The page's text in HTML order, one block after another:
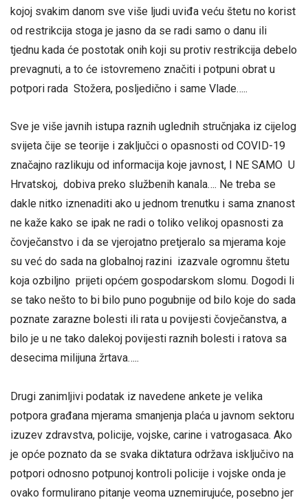
kojoj svakim danom sve više ljudi uviđa veću štetu no korist
od restrikcija stoga je jasno da se radi samo o danu ili
tjednu kada će postotak onih koji su protiv restrikcija debelo
prevagnuti, a to će istovremeno značiti i potpuni obrat u
potpori rada Stožera, posljedično i same Vlade…..
Sve je više javnih istupa raznih uglednih stručnjaka iz cijelog
svijeta čije se teorije i zaključci o opasnosti od COVID-19
značajno razlikuju od informacija koje javnost, I NE SAMO U
Hrvatskoj, dobiva preko službenih kanala…. Ne treba se
dakle nitko iznenaditi ako u jednom trenutku i sama znanost
ne kaže kako se ipak ne radi o toliko velikoj opasnosti za
čovječanstvo i da se vjerojatno pretjeralo sa mjerama koje
su već do sada na globalnoj razini izazvale ogromnu štetu
koja ozbiljno prijeti općem gospodarskom slomu. Dogodi li
se tako nešto to bi bilo puno pogubnije od bilo koje do sada
poznate zarazne bolesti ili rata u povijesti čovječanstva, a
bilo je u ne tako dalekoj povijesti raznih bolesti i ratova sa
desecima milijuna žrtava…..
Drugi zanimljivi podatak iz navedene ankete je velika
potpora građana mjerama smanjenja plaća u javnom sektoru
izuzev zdravstva, policije, vojske, carine i vatrogasaca. Ako
je opće poznato da se svaka diktatura održava isključivo na
potpori odnosno potpunoj kontroli policije i vojske onda je
ovako formulirano pitanje veoma uznemirujuće, posebno jer